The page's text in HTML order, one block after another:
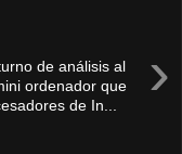
›
de análisis al
ordenador que
de In...